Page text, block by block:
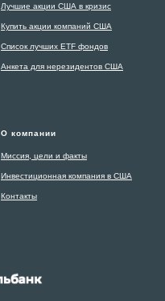
Лучшие акции США в кризис
Купить акции компаний США
Список лучших ETF фондов
Анкета для нерезидентов США
О компании
Миссия, цели и факты
Инвестиционная компания в США
Контакты